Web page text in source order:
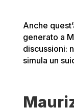
Anche
generato a
discussioni:
simula un